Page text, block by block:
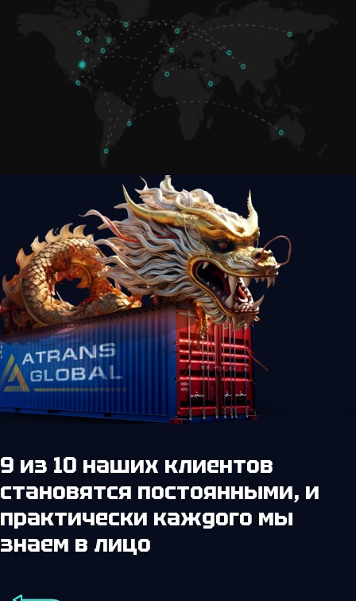
9 из 10 наших клиентов
становятся постоянными, и
практически каждого мы
знаем в лицо